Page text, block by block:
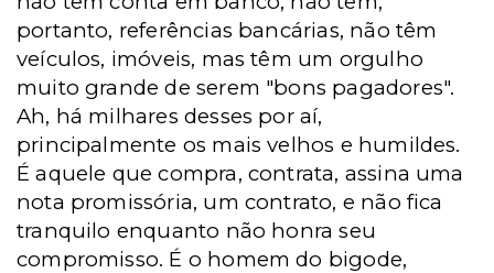
portanto, referências bancárias, não têm
veículos, imóveis, mas têm um orgulho
muito grande de serem "bons pagadores".
Ah, há milhares desses por aí,
principalmente os mais velhos e humildes.
É aquele que compra, contrata, assina uma
nota promissória, um contrato, e não fica
tranquilo enquanto não honra seu
compromisso. É o homem do bigode,